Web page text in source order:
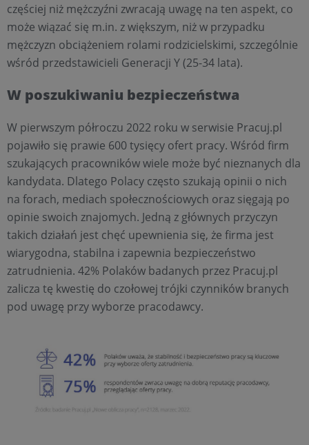
częściej niż mężczyźni zwracają uwagę na ten aspekt, co
może wiązać się m.in. z większym, niż w przypadku
mężczyzn obciążeniem rolami rodzicielskimi, szczególnie
wśród przedstawicieli Generacji Y (25-34 lata).
W poszukiwaniu bezpieczeństwa
W pierwszym półroczu 2022 roku w serwisie Pracuj.pl
pojawiło się prawie 600 tysięcy ofert pracy. Wśród firm
szukających pracowników wiele może być nieznanych dla
kandydata. Dlatego Polacy często szukają opinii o nich
na forach, mediach społecznościowych oraz sięgają po
opinie swoich znajomych. Jedną z głównych przyczyn
takich działań jest chęć upewnienia się, że firma jest
wiarygodna, stabilna i zapewnia bezpieczeństwo
zatrudnienia. 42% Polaków badanych przez Pracuj.pl
zalicza tę kwestię do czołowej trójki czynników branych
pod uwagę przy wyborze pracodawcy.